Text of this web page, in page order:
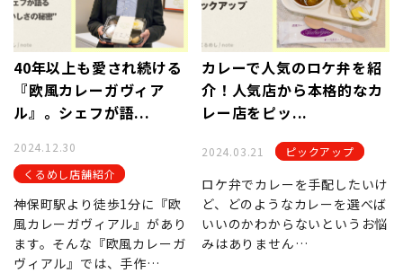
40年以上も愛され続ける
『欧⾵カレーガヴィア
ル』。シェフが語...
2024.12.30
くるめし店舗紹介
神保町駅より徒歩1分に『欧
⾵カレーガヴィアル』があり
ます。そんな『欧⾵カレーガ
ヴィアル』では、⼿作…
カレーで人気のロケ弁を紹
介！人気店から本格的なカ
レー店をピッ...
2024.03.21 ピックアップ
ロケ弁でカレーを手配したいけ
ど、どのようなカレーを選べば
いいのかわからないというお悩
みはありません…